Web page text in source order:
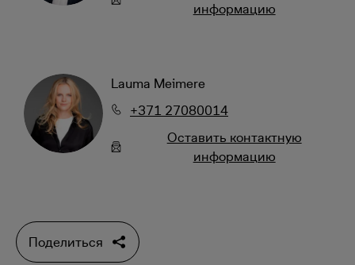
информацию
Lauma Meimere
+371 27080014
Oставить контактную
информацию
Поделиться